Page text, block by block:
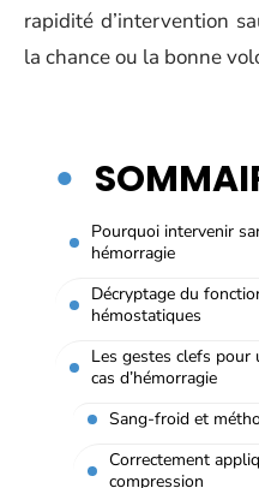
rapidité d’intervention
la chance ou la bonne
Pourquoi intervenir
hémorragie
Décryptage du
hémostatiques
Les gestes clefs pour
cas d’hémorragie
Sang-froid et
Correctement
compression